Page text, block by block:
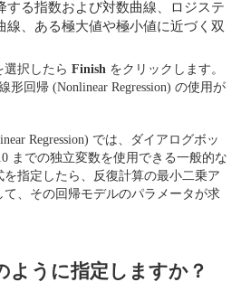
する指数および対数曲線、ロジステ
線、ある極大値や極小値に近づく双
選択したらFinish をクリックします。
形回帰 (Nonlinear Regression) の使用が
Regression) では、ダイアログボッ
までの独立変数を使用できる一般的な
指定したら、反復計算の最小二乗ア
て、その回帰モデルのパラメータが求
ように指定しますか？